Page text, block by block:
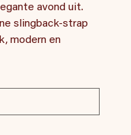
avond uit.
slingback‑strap
modern en